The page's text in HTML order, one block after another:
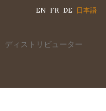
EN FR DE 日本語
ディストリビューター